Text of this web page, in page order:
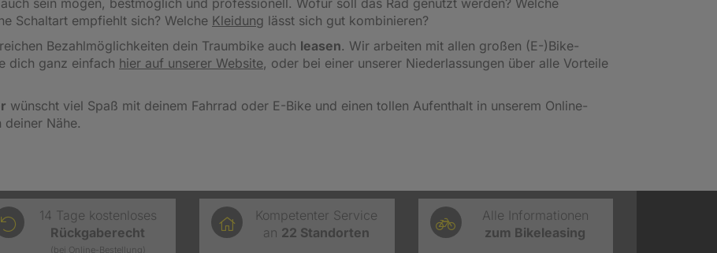
Schaltart empfiehlt sich? Welche Kleidung lässt sich gut kombinieren?
Bezahlmöglichkeiten dein Traumbike auch leasen. Wir arbeiten mit allen großen (E-)Bike-
dich ganz einfach hier auf unserer Website, oder bei einer unserer Niederlassungen über alle Vorteile
wünscht viel Spaß mit deinem Fahrrad oder E-Bike und einen tollen Aufenthalt in unserem Online-
Nähe.
14 Tage kostenloses
Rückgaberecht
(bei Online-Bestellung)
Kompetenter Service
an 22 Standorten
Alle Informationen
zum Bikeleasing